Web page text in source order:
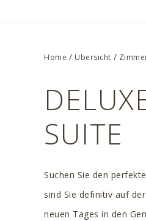
Home / Übersicht /
SUITE
Suchen Sie den
sind Sie definitiv auf
neuen Tages in den